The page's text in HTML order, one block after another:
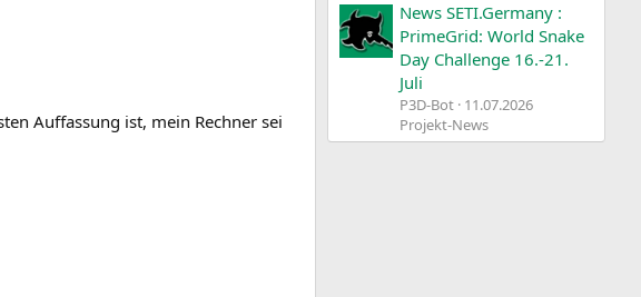
Auffassung ist, mein Rechner sei
News SETI.Germany :
PrimeGrid: World Snake
Day Challenge 16.-21.
Juli
P3D-Bot 11.07.2026
Projekt-News